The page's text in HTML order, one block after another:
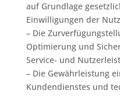
auf Grundlage
Einwilligungen der
– Die
Optimierung und
Service- und
– Die Gewährleistung
Kundendienstes und